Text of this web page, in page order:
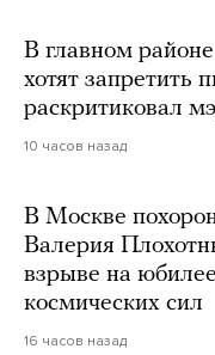
В главном
хотят запретить
раскритиковал
10 часов назад
В Москве
Валерия
взрыве на
космических сил
16 часов назад